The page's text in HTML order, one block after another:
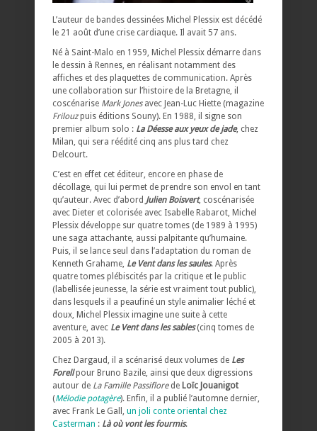
L’auteur de bandes dessinées Michel Plessix est décédé
le 21 août d’une crise cardiaque. Il avait 57 ans.
Né à Saint-Malo en 1959, Michel Plessix démarre dans
le dessin à Rennes, en réalisant notamment des
affiches et des plaquettes de communication. Après
une collaboration sur l’histoire de la Bretagne, il
coscénarise Mark Jonesavec Jean-Luc Hiette (magazine
Frilouzpuis éditions Souny). En 1988, il signe son
premier album solo : La Déesse aux yeux de jade, chez
Milan, qui sera réédité cinq ans plus tard chez
Delcourt.
C’est en effet cet éditeur, encore en phase de
décollage, qui lui permet de prendre son envol en tant
qu’auteur. Avec d’abord Julien Boisvert, coscénarisée
avec Dieter et colorisée avec Isabelle Rabarot, Michel
Plessix développe sur quatre tomes (de 1989 à 1995)
une saga attachante, aussi palpitante qu’humaine.
Puis, il se lance seul dans l’adaptation du roman de
Kenneth Grahame, Le Vent dans les saules. Après
quatre tomes plébiscités par la critique et le public
(labellisée jeunesse, la série est vraiment tout public),
dans lesquels il a peaufiné un style animalier léché et
doux, Michel Plessix imagine une suite à cette
aventure, avec Le Vent dans les sables(cinq tomes de
2005 à 2013).
Chez Dargaud, il a scénarisé deux volumes de Les
Forellpour Bruno Bazile, ainsi que deux digressions
autour de La Famille Passiflorede Loïc Jouanigot
(Mélodie potagère). Enfin, il a publié l’automne dernier,
avec Frank Le Gall, un joli conte oriental chez
Casterman : Là où vont les fourmis.